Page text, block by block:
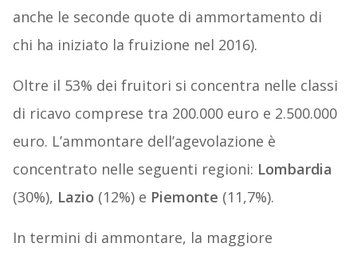
anche le seconde quote di ammortamento di
chi ha iniziato la fruizione nel 2016).
Oltre il 53% dei fruitori si concentra nelle classi
di ricavo comprese tra 200.000 euro e 2.500.000
euro. L’ammontare dell’agevolazione è
concentrato nelle seguenti regioni: Lombardia
(30%), Lazio (12%) e Piemonte (11,7%).
In termini di ammontare, la maggiore